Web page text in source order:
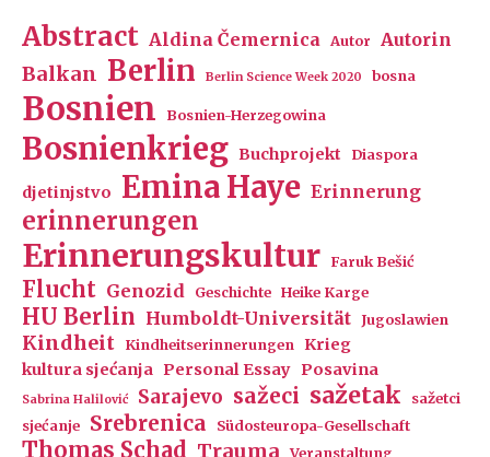
Abstract Aldina Čemernica Autor Autorin
Balkan Berlin Berlin Science Week 2020 bosna
Bosnien Bosnien-Herzegowina
Bosnienkrieg Buchprojekt Diaspora
djetinjstvo Emina Haye Erinnerung
erinnerungen
Erinnerungskultur Faruk Bešić
Flucht Genozid Geschichte Heike Karge
HU Berlin Humboldt-Universität Jugoslawien
Kindheit Kindheitserinnerungen
Krieg
kultura sjećanja
Personal Essay Posavina
Sabrina Halilović Sarajevo sažeci sažetak
sažetci
sjećanje
Srebrenica Südosteuropa-Gesellschaft
Thomas Schad Trauma Veranstaltung